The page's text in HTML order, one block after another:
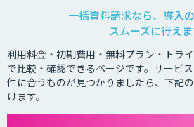
一括資料請求なら、導入
スムーズに行え
利用料金・初期費用・無料プラン・トラ
で比較・確認できるページです。サービ
件に合うものが見つかりましたら、下記
けます。